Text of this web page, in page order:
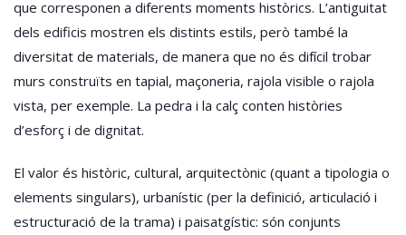
que corresponen a diferents moments històrics. L’antiguitat
dels edificis mostren els distints estils, però també la
diversitat de materials, de manera que no és difícil trobar
murs construïts en tapial, maçoneria, rajola visible o rajola
vista, per exemple. La pedra i la calç conten històries
d’esforç i de dignitat.
El valor és històric, cultural, arquitectònic (quant a tipologia o
elements singulars), urbanístic (per la definició, articulació i
estructuració de la trama) i paisatgístic: són conjunts